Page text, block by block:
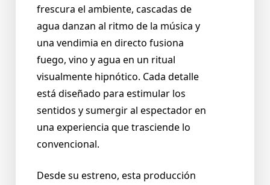
frescura el ambiente, cascadas de
agua danzan al ritmo de la música y
una vendimia en directo fusiona
fuego, vino y agua en un ritual
visualmente hipnótico. Cada detalle
está diseñado para estimular los
sentidos y sumergir al espectador en
una experiencia que trasciende lo
convencional.
Desde su estreno, esta producción